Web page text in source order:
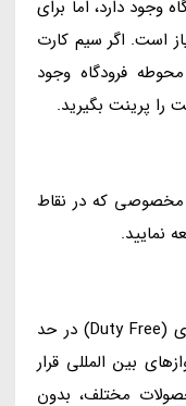
وجود دارد، اما برای
است. اگر سیم کارت
فرودگاه وجود
را پرینت بگیرید.
مخصوصی که در نقاط
نمایید.
فروشگاه های بدون مالیات یا دیوتی فری (Duty Free) در حد
قسمت پروازهای بین المللی قرار
مختلف، بدون